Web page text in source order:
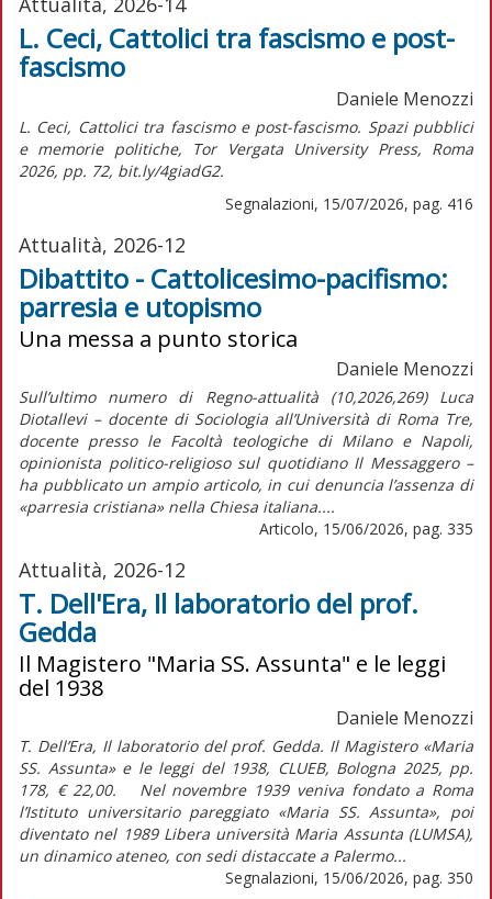
L. Ceci, Cattolici tra fascismo e post-
fascismo
Daniele Menozzi
L. Ceci, Cattolici tra fascismo e post-fascismo. Spazi pubblici
e memorie politiche, Tor Vergata University Press, Roma
2026, pp. 72, bit.ly/4giadG2.
Segnalazioni, 15/07/2026, pag. 416
Attualità, 2026-12
Dibattito - Cattolicesimo-pacifismo:
parresia e utopismo
Una messa a punto storica
Daniele Menozzi
Sull’ultimo numero di Regno-attualità (10,2026,269) Luca
Diotallevi – docente di Sociologia all’Università di Roma Tre,
docente presso le Facoltà teologiche di Milano e Napoli,
opinionista politico-religioso sul quotidiano Il Messaggero –
ha pubblicato un ampio articolo, in cui denuncia l’assenza di
«parresia cristiana» nella Chiesa italiana....
Articolo, 15/06/2026, pag. 335
Attualità, 2026-12
T. Dell'Era, Il laboratorio del prof.
Gedda
Il Magistero "Maria SS. Assunta" e le leggi
del 1938
Daniele Menozzi
T. Dell’Era, Il laboratorio del prof. Gedda. Il Magistero «Maria
SS. Assunta» e le leggi del 1938, CLUEB, Bologna 2025, pp.
178, € 22,00. Nel novembre 1939 veniva fondato a Roma
l’Istituto universitario pareggiato «Maria SS. Assunta», poi
diventato nel 1989 Libera università Maria Assunta (LUMSA),
un dinamico ateneo, con sedi distaccate a Palermo...
Segnalazioni, 15/06/2026, pag. 350